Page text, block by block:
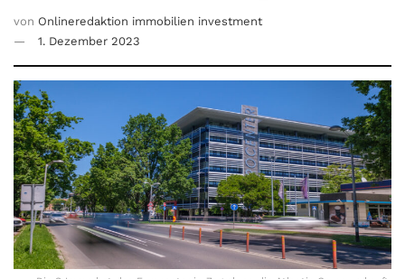
von Onlineredaktion immobilien investment
1. Dezember 2023